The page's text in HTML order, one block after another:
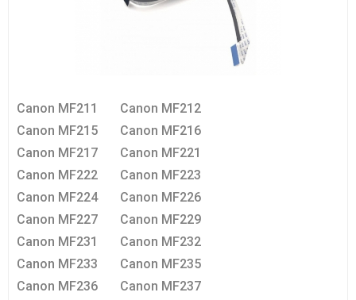
Canon MF211 Canon MF212
Canon MF215 Canon MF216
Canon MF217 Canon MF221
Canon MF222 Canon MF223
Canon MF224 Canon MF226
Canon MF227 Canon MF229
Canon MF231 Canon MF232
Canon MF233 Canon MF235
Canon MF236 Canon MF237